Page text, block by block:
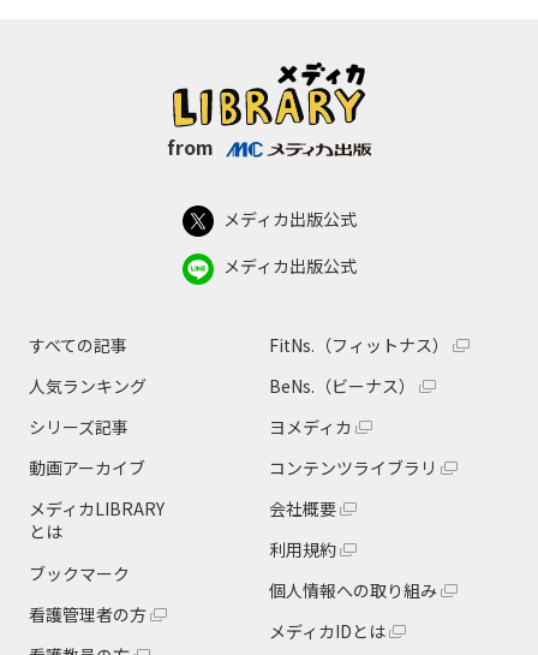
from
メディカ出版公式
メディカ出版公式
すべての記事
人気ランキング
シリーズ記事
動画アーカイブ
メディカLIBRARY
とは
ブックマーク
看護管理者の方
FitNs.（フィットナス）
BeNs.（ビーナス）
ヨメディカ
コンテンツライブラリ
会社概要
利用規約
個人情報への取り組み
メディカIDとは